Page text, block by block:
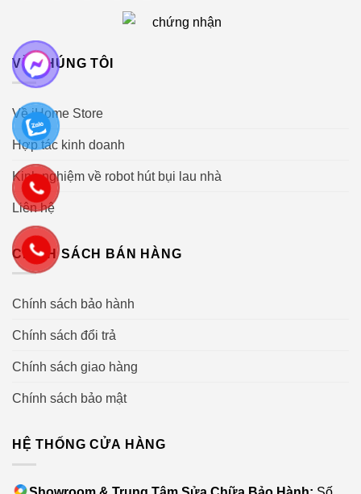
VỀ CHÚNG TÔI
Về iHome Store
Hợp tác kinh doanh
Kinh nghiệm về robot hút bụi lau nhà
Liên hệ
CHÍNH SÁCH BÁN HÀNG
Chính sách bảo hành
Chính sách đổi trả
Chính sách giao hàng
Chính sách bảo mật
HỆ THỐNG CỬA HÀNG